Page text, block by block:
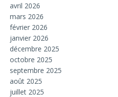
avril 2026
mars 2026
février 2026
janvier 2026
décembre 2025
octobre 2025
septembre 2025
août 2025
juillet 2025